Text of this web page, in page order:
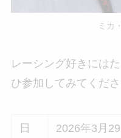
ミカ
レーシング好きには
ひ参加してみてくださ
日
2026年3月